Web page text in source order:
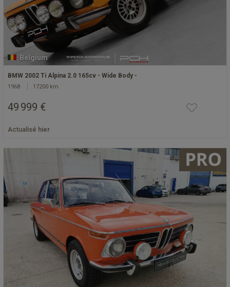
Belgium
BMW 2002 Ti Alpina 2.0 165cv - Wide Body -
1968 17200 km
49 999 €
Actualisé hier